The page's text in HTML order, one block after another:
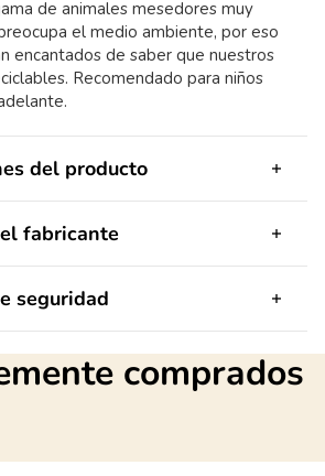
de animales mesedores muy
el medio ambiente, por eso
encantados de saber que nuestros
Recomendado para niños
del producto
fabricante
seguridad
comprados